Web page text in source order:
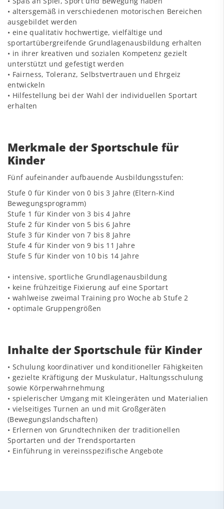
• altersgemäß in verschiedenen motorischen Bereichen
ausgebildet werden
• eine qualitativ hochwertige, vielfältige und
sportartübergreifende Grundlagenausbildung erhalten
• in ihrer kreativen und sozialen Kompetenz gezielt
unterstützt und gefestigt werden
• Fairness, Toleranz, Selbstvertrauen und Ehrgeiz
entwickeln
• Hilfestellung bei der Wahl der individuellen Sportart
erhalten
Merkmale der Sportschule für
Kinder
Fünf aufeinander aufbauende Ausbildungsstufen:
Stufe 0 für Kinder von 0 bis 3 Jahre (Eltern-Kind
Bewegungsprogramm)
Stufe 1 für Kinder von 3 bis 4 Jahre
Stufe 2 für Kinder von 5 bis 6 Jahre
Stufe 3 für Kinder von 7 bis 8 Jahre
Stufe 4 für Kinder von 9 bis 11 Jahre
Stufe 5 für Kinder von 10 bis 14 Jahre
• intensive, sportliche Grundlagenausbildung
• keine frühzeitige Fixierung auf eine Sportart
• wahlweise zweimal Training pro Woche ab Stufe 2
• optimale Gruppengrößen
Inhalte der Sportschule für Kinder
• Schulung koordinativer und konditioneller Fähigkeiten
• gezielte Kräftigung der Muskulatur, Haltungsschulung
sowie Körperwahrnehmung
• spielerischer Umgang mit Kleingeräten und Materialien
• vielseitiges Turnen an und mit Großgeräten
(Bewegungslandschaften)
• Erlernen von Grundtechniken der traditionellen
Sportarten und der Trendsportarten
• Einführung in vereinsspezifische Angebote